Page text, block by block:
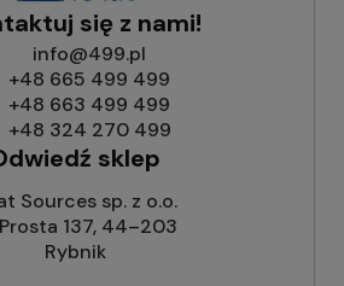
się z nami!
info@499.pl
+48 665 499 499
+48 663 499 499
+48 324 270 499
sklep
Sources sp. z o.o.
137, 44–203
Rybnik